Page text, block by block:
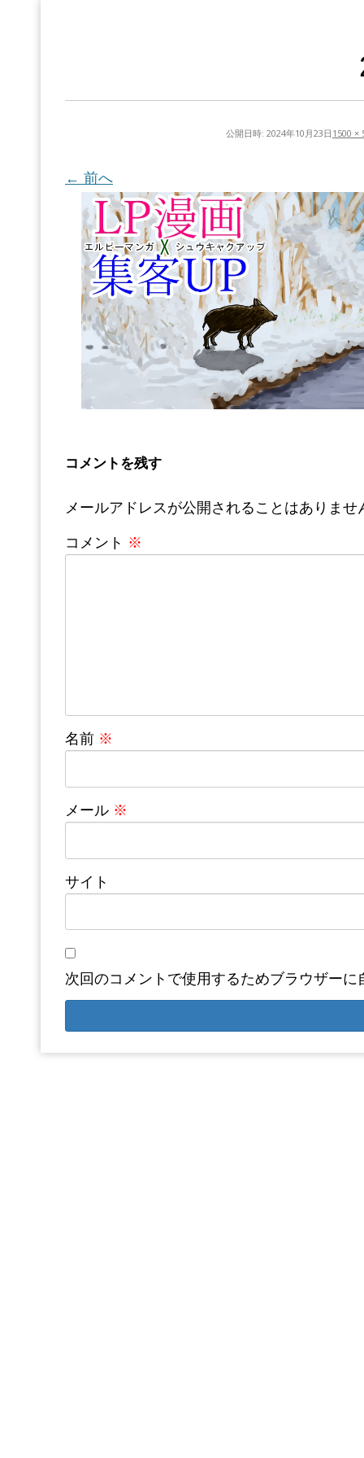
公開日時: 2024年10月23日 1500 ×
← 前へ
コメントを残す
メールアドレスが公開されることはありませ
コメント ※
名前 ※
メール ※
サイト
次回のコメントで使用するためブラウザー